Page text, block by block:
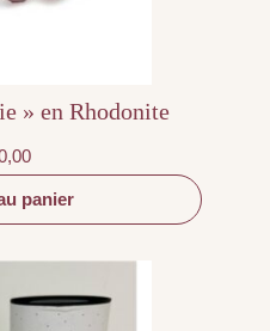
» en Rhodonite
panier